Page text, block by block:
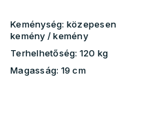
Keménység: közepesen
kemény / kemény
Terhelhetőség: 120 kg
Magasság: 19 cm